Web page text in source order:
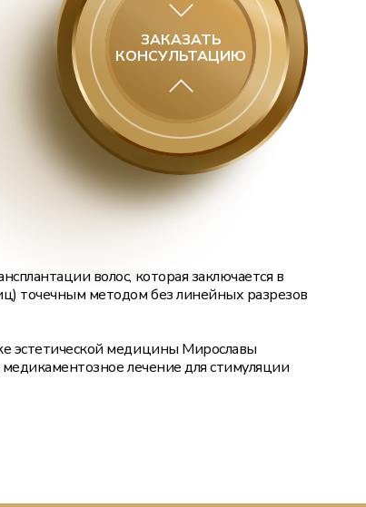
в подбородок
в скулы
для губ
волос FUE
волос мужчинам
волос женщинам
мозоля жидким азотом
ЗАКАЗАТЬ
КОНСУЛЬТАЦИЮ
волос, которая заключается в
точечным методом без линейных разрезов
эстетической медицины Мирославы
лечение для стимуляции